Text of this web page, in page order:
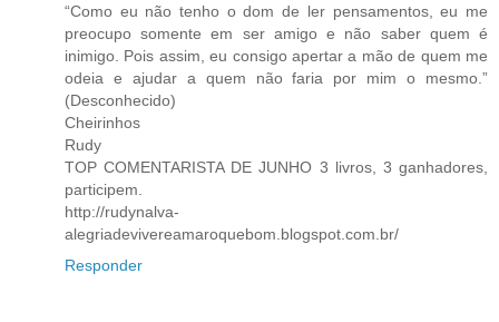
“Como eu não tenho o dom de ler pensamentos, eu me
preocupo somente em ser amigo e não saber quem é
inimigo. Pois assim, eu consigo apertar a mão de quem me
odeia e ajudar a quem não faria por mim o mesmo.”
(Desconhecido)
Cheirinhos
Rudy
TOP COMENTARISTA DE JUNHO 3 livros, 3 ganhadores,
participem.
http://rudynalva-
alegriadevivereamaroquebom.blogspot.com.br/
Responder